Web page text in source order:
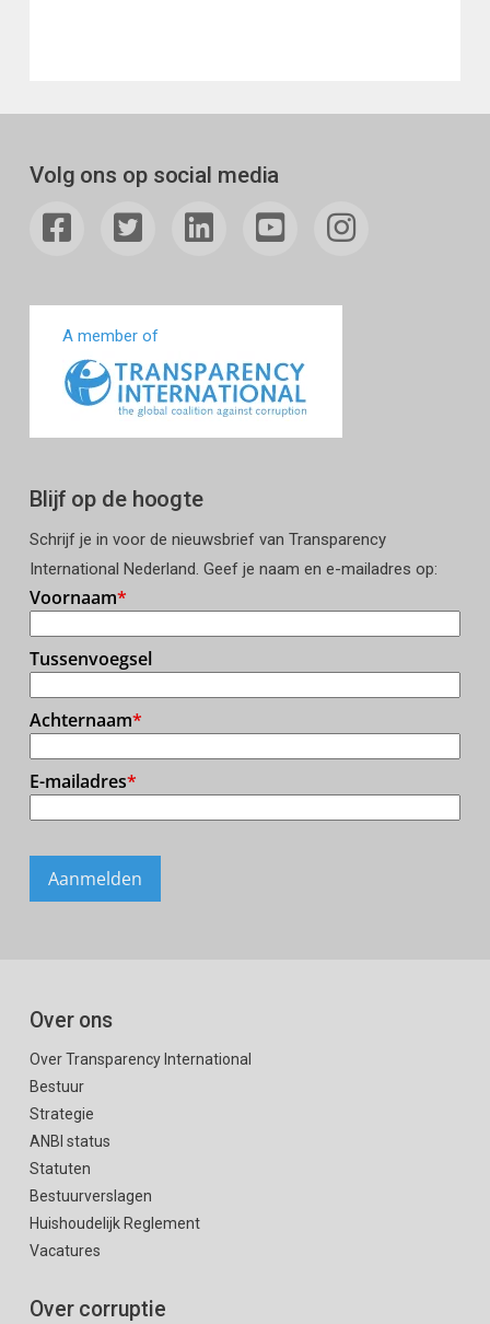
Volg ons op social media
A member of
Blijf op de hoogte
Schrijf je in voor de nieuwsbrief van Transparency
International Nederland. Geef je naam en e-mailadres op:
Over ons
Over Transparency International
Bestuur
Strategie
ANBI status
Statuten
Bestuurverslagen
Huishoudelijk Reglement
Vacatures
Over corruptie